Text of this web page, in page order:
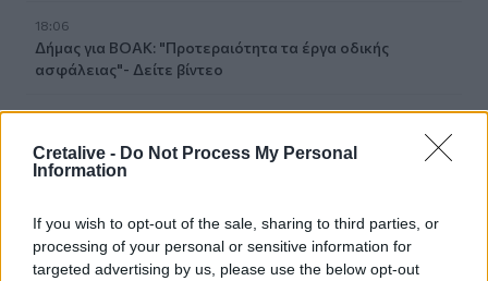
Cretalive - Do Not Process My Personal
Information
If you wish to opt-out of the sale, sharing to third parties, or
processing of your personal or sensitive information for
targeted advertising by us, please use the below opt-out
18:06
Δήμας για ΒΟΑΚ: "Προτεραιότητα τα έργα οδικής
ασφάλειας"- Δείτε βίντεο
18:00
ΚΚΕ: Αποκομμένη από την πραγματικότητα η κυβέρνηση,
οι Κρητικοί έχουν ανάγκη από ανθρώπινη ζωή
Ενισχύθηκαν οι πυροσβεστικές δυνάμεις στην πυρκαγιά
σε αγροτοδασική έκταση στο Στεφάνι Κορίνθου